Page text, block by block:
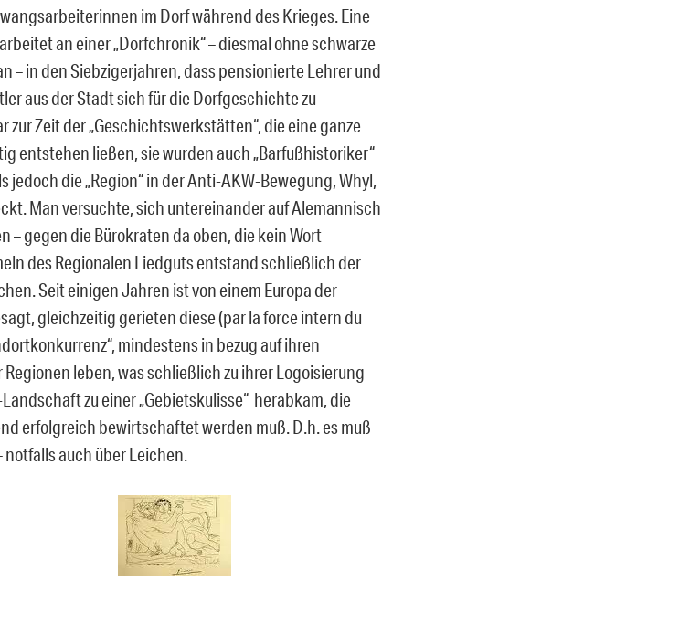
im Dorf während des Krieges. Eine
an einer „Dorfchronik“ – diesmal ohne schwarze
– in den Siebzigerjahren, dass pensionierte Lehrer und
aus der Stadt sich für die Dorfgeschichte zu
zur Zeit der „Geschichtswerkstätten“, die eine ganze
entstehen ließen, sie wurden auch „Barfußhistoriker“
jedoch die „Region“ in der Anti-AKW-Bewegung, Whyl,
Man versuchte, sich untereinander auf Alemannisch
– gegen die Bürokraten da oben, die kein Wort
des Regionalen Liedguts entstand schließlich der
Seit einigen Jahren ist von einem Europa der
gleichzeitig gerieten diese (par la force intern du
mindestens in bezug auf ihren
leben, was schließlich zu ihrer Logoisierung
zu einer „Gebietskulisse“ herabkam, die
erfolgreich bewirtschaftet werden muß. D.h. es muß
auch über Leichen.